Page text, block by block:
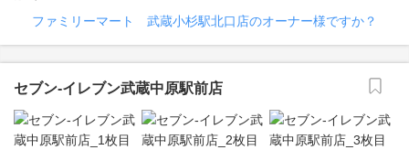
ファミリーマート 武蔵小杉駅北口店のオーナー様ですか？
セブン‐イレブン武蔵中原駅前店